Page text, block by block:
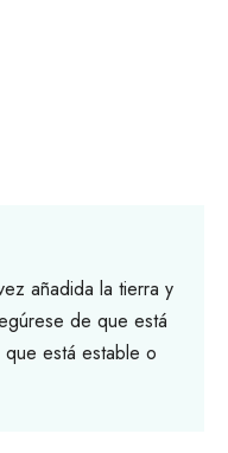
añadida la tierra y
de que está
está estable o